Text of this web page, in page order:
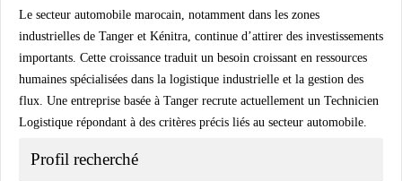
Le secteur automobile marocain, notamment dans les zones
industrielles de Tanger et Kénitra, continue d’attirer des investissements
importants. Cette croissance traduit un besoin croissant en ressources
humaines spécialisées dans la logistique industrielle et la gestion des
flux. Une entreprise basée à Tanger recrute actuellement un Technicien
Logistique répondant à des critères précis liés au secteur automobile.
Profil recherché